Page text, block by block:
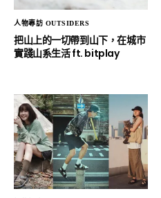
人物專訪 OUTSIDERS
把山上的一切帶到山下，在城市
實踐山系生活 ft. bitplay